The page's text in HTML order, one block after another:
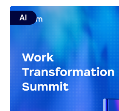
view: 工作转型峰会：重新定
AI